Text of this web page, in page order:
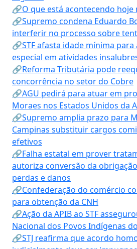
🔗O que está acontecendo hoje
🔗Supremo condena Eduardo
interferir no processo sobre
🔗STF afasta idade mínima
especial em atividades
🔗Reforma Tributária pode
concorrência no setor do Cobre
🔗AGU pedirá para atuar em
Moraes nos Estados Unidos da
🔗Supremo amplia prazo para
Campinas substituir cargos
efetivos
🔗Falha estatal em prover
autoriza conversão da
perdas e danos
🔗Confederação do comércio
para obtenção da CNH
🔗Ação da APIB ao STF
Nacional dos Povos Indígenas
🔗STJ reafirma que acordo